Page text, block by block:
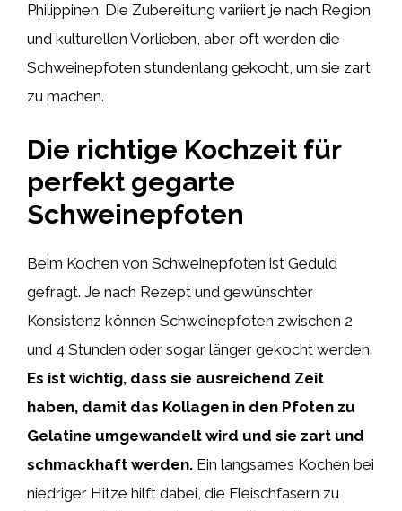
Philippinen. Die Zubereitung variiert je nach Region
und kulturellen Vorlieben, aber oft werden die
Schweinepfoten stundenlang gekocht, um sie zart
zu machen.
Die richtige Kochzeit für
perfekt gegarte
Schweinepfoten
Beim Kochen von Schweinepfoten ist Geduld
gefragt. Je nach Rezept und gewünschter
Konsistenz können Schweinepfoten zwischen 2
und 4 Stunden oder sogar länger gekocht werden.
Es ist wichtig, dass sie ausreichend Zeit
haben, damit das Kollagen in den Pfoten zu
Gelatine umgewandelt wird und sie zart und
schmackhaft werden. Ein langsames Kochen bei
niedriger Hitze hilft dabei, die Fleischfasern zu